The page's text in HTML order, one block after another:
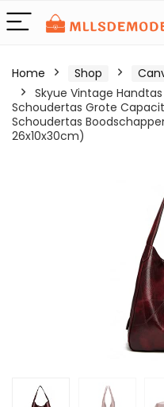
Home Shop
Skyue Vintage
Schoudertas Grote
Schoudertas
26x10x30cm)